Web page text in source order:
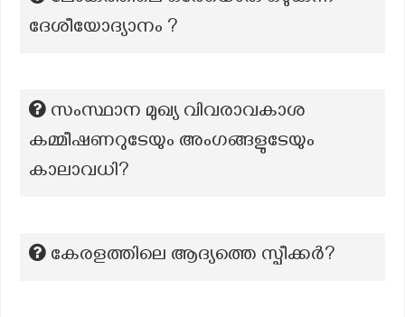
ദേശീയോദ്യാനം ?
സംസ്ഥാന മുഖ്യ വിവരാവകാശ
കമ്മീഷണറുടേയും അംഗങ്ങളുടേയും
കാലാവധി?
കേരളത്തിലെ ആദ്യത്തെ സ്പീക്കർ?